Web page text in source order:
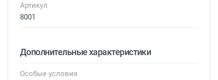
Артикул
8001
Дополнительные характеристики
Особые условия